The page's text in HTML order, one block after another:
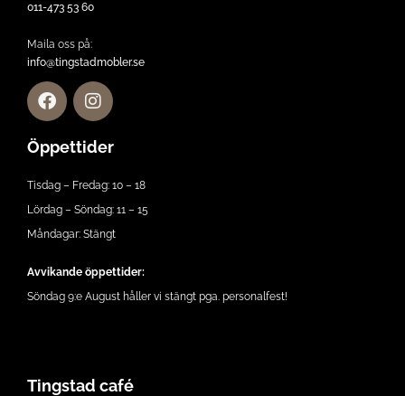
011-473 53 60
Maila oss på:
info@tingstadmobler.se
Öppettider
Tisdag – Fredag: 10 – 18
Lördag – Söndag: 11 – 15
Måndagar: Stängt
Avvikande öppettider:
Söndag 9:e August håller vi stängt pga. personalfest!
Tingstad café